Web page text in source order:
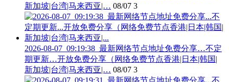
新加坡|台湾|马来西亚|… 08/07 3
2026-08-07_09:19:38_最新网络节点地址免费分享…不定
期更新…开放免费分享（网络免费节点香港|日本|韩国|
新加坡|台湾|马来西亚|… 08/07 3